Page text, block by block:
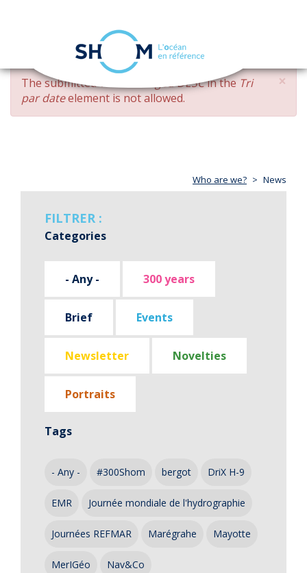
Skip
main
content
navigation
×
ERROR
MESSAGE
The submitted value changed DESCin the Tri
par dateelement is not allowed.
Who are we? News
FILTRER :
Categories
- Any - 300 years
Brief Events
Newsletter Novelties
Portraits
Tags
- Any - #300Shom bergot DriX H-9
EMR Journée mondiale de l'hydrographie
Journées REFMAR Marégrahe Mayotte
MerIGéo Nav&Co